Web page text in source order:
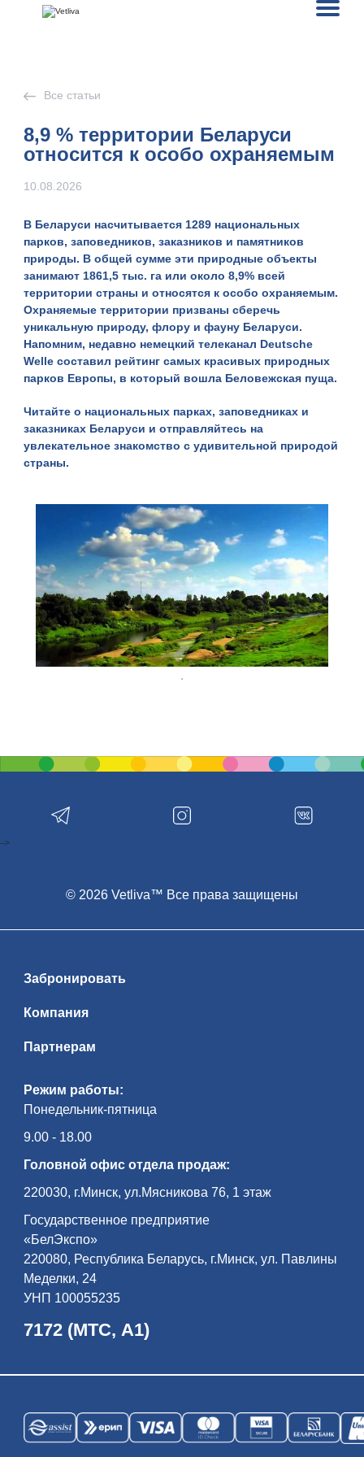
Все статьи
8,9 % территории Беларуси
относится к особо охраняемым
10.08.2026
В Беларуси насчитывается 1289 национальных
парков, заповедников, заказников и памятников
природы. В общей сумме эти природные объекты
занимают 1861,5 тыс. га илиоколо 8,9% всей
территории страны и относятся к особо охраняемым.
Охраняемые территории призваны сберечь
уникальную природу, флору и фауну Беларуси.
Напомним, недавно немецкий телеканал Deutsche
Welle составил рейтинг самых красивых природных
парков Европы, в который вошла Беловежская пуща.
Читайте о национальных парках, заповедниках и
заказниках Беларуси иотправляйтесь на
увлекательное знакомство с удивительной природой
страны.
Режим работы:
Понедельник-пятница
9.00 - 18.00
Головной офис отдела продаж:
220030, г.Минск, ул.Мясникова 76, 1 этаж
Государственное предприятие
«БелЭкспо»
220080, Республика Беларусь, г.Минск, ул. Павлины
Меделки, 24
УНП 100055235
7172 (МТС, А1)
Забронировать
Компания
Партнерам
© 2026 Vetliva™ Все права защищены
-->